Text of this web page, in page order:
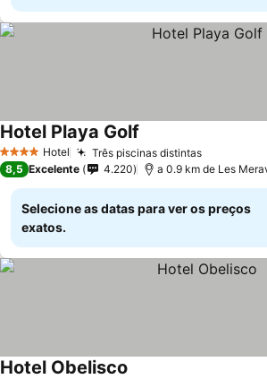
4 EstrelasHotel Três piscinas distintas
Hotel Playa Golf
8,5 Excelente 4.220 a 0.9 km de Les
Selecione as datas para ver os preços
exatos.
Hotel Obelisco